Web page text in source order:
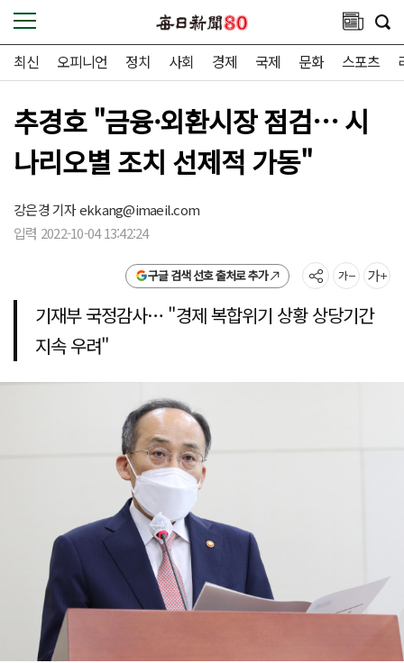
최신 오피니언 정치 사회 경제 국제 문화 스포츠
추경호 "금융·외환시장 점검… 시
나리오별 조치 선제적 가동"
강은경 기자ekkang@imaeil.com
입력 2022-10-04 13:42:24
구글 검색 선호 출처로 추가
기재부 국정감사… "경제 복합위기 상황 상당기간
지속 우려"